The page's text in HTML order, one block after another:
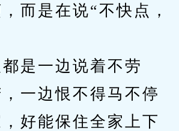
而是在说“不快点，
一边说着不劳
一边恨不得马不停
好能保住全家上下